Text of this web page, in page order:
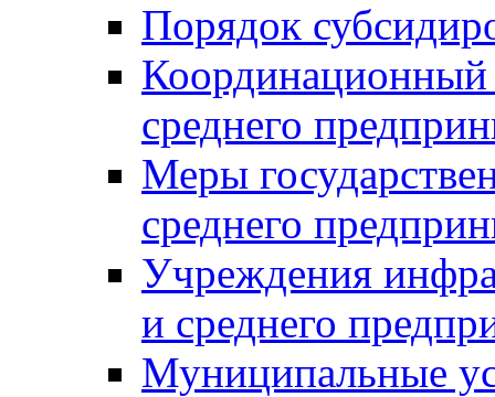
Порядок
Координационный
среднего
Меры
среднего
Учреждения
и среднего
Муниципальные